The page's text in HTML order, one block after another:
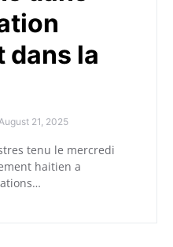
dans la
21, 2025
tenu le mercredi
haitien a